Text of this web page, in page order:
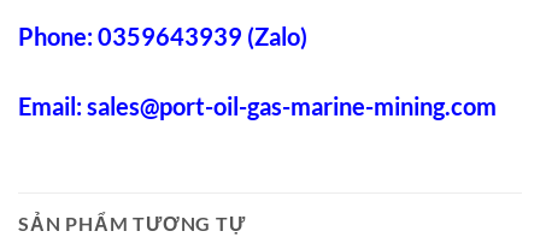
Phone: 0359643939 (Zalo)
Email:sales@port-oil-gas-marine-mining.com
SẢN PHẨM TƯƠNG TỰ